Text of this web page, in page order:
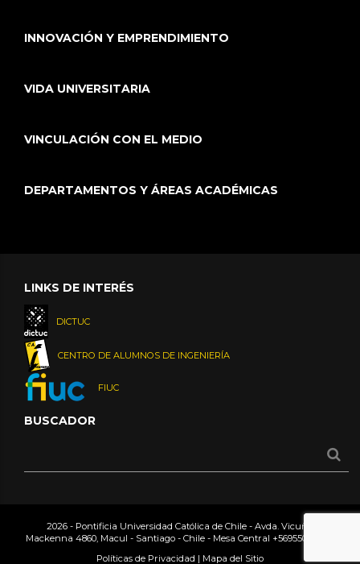
INNOVACIÓN Y EMPRENDIMIENTO
VIDA UNIVERSITARIA
VINCULACIÓN CON EL MEDIO
DEPARTAMENTOS Y ÁREAS ACADÉMICAS
LINKS DE INTERÉS
DICTUC
CENTRO DE ALUMNOS DE INGENIERÍA
FIUC
BUSCADOR
2026 - Pontificia Universidad Católica de Chile - Avda. Vicuña
Mackenna 4860, Macul - Santiago - Chile - Mesa Central +56955042000
Políticas de Privacidad | Mapa del Sitio